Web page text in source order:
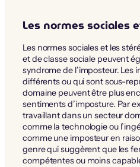
Les normes sociales
Les normes sociales et les
et de classe sociale peuvent
syndrome de l’imposteur. Les
différents ou qui sont sous-
domaine peuvent être plus
sentiments d’imposture. Par
travaillant dans un secteur
comme la technologie ou
comme une imposteur en
genre qui suggèrent que les
compétentes ou moins